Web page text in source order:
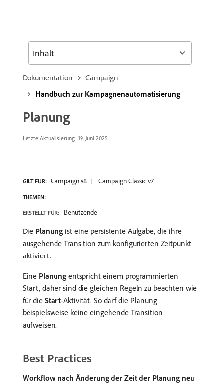
Dokumentation
Campaign
Handbuch zur Kampagnenautomatisierung
Planung
Letzte Aktualisierung: 19. Juni 2025
GILT FÜR: Campaign v8 Campaign Classic v7
THEMEN:
ERSTELLT FÜR: Benutzende
Die Planung ist eine persistente Aufgabe, die ihre
ausgehende Transition zum konfigurierten Zeitpunkt
aktiviert.
Eine Planung entspricht einem programmierten
Start, daher sind die gleichen Regeln zu beachten wie
für die Start-Aktivität. So darf die Planung
beispielsweise keine eingehende Transition
aufweisen.
Best Practices
Workflow nach Änderung der Zeit der Planung neu
Inhalt